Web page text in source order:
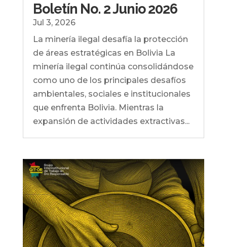
Boletín No. 2 Junio 2026
Jul 3, 2026
La minería ilegal desafía la protección
de áreas estratégicas en Bolivia La
minería ilegal continúa consolidándose
como uno de los principales desafíos
ambientales, sociales e institucionales
que enfrenta Bolivia. Mientras la
expansión de actividades extractivas...